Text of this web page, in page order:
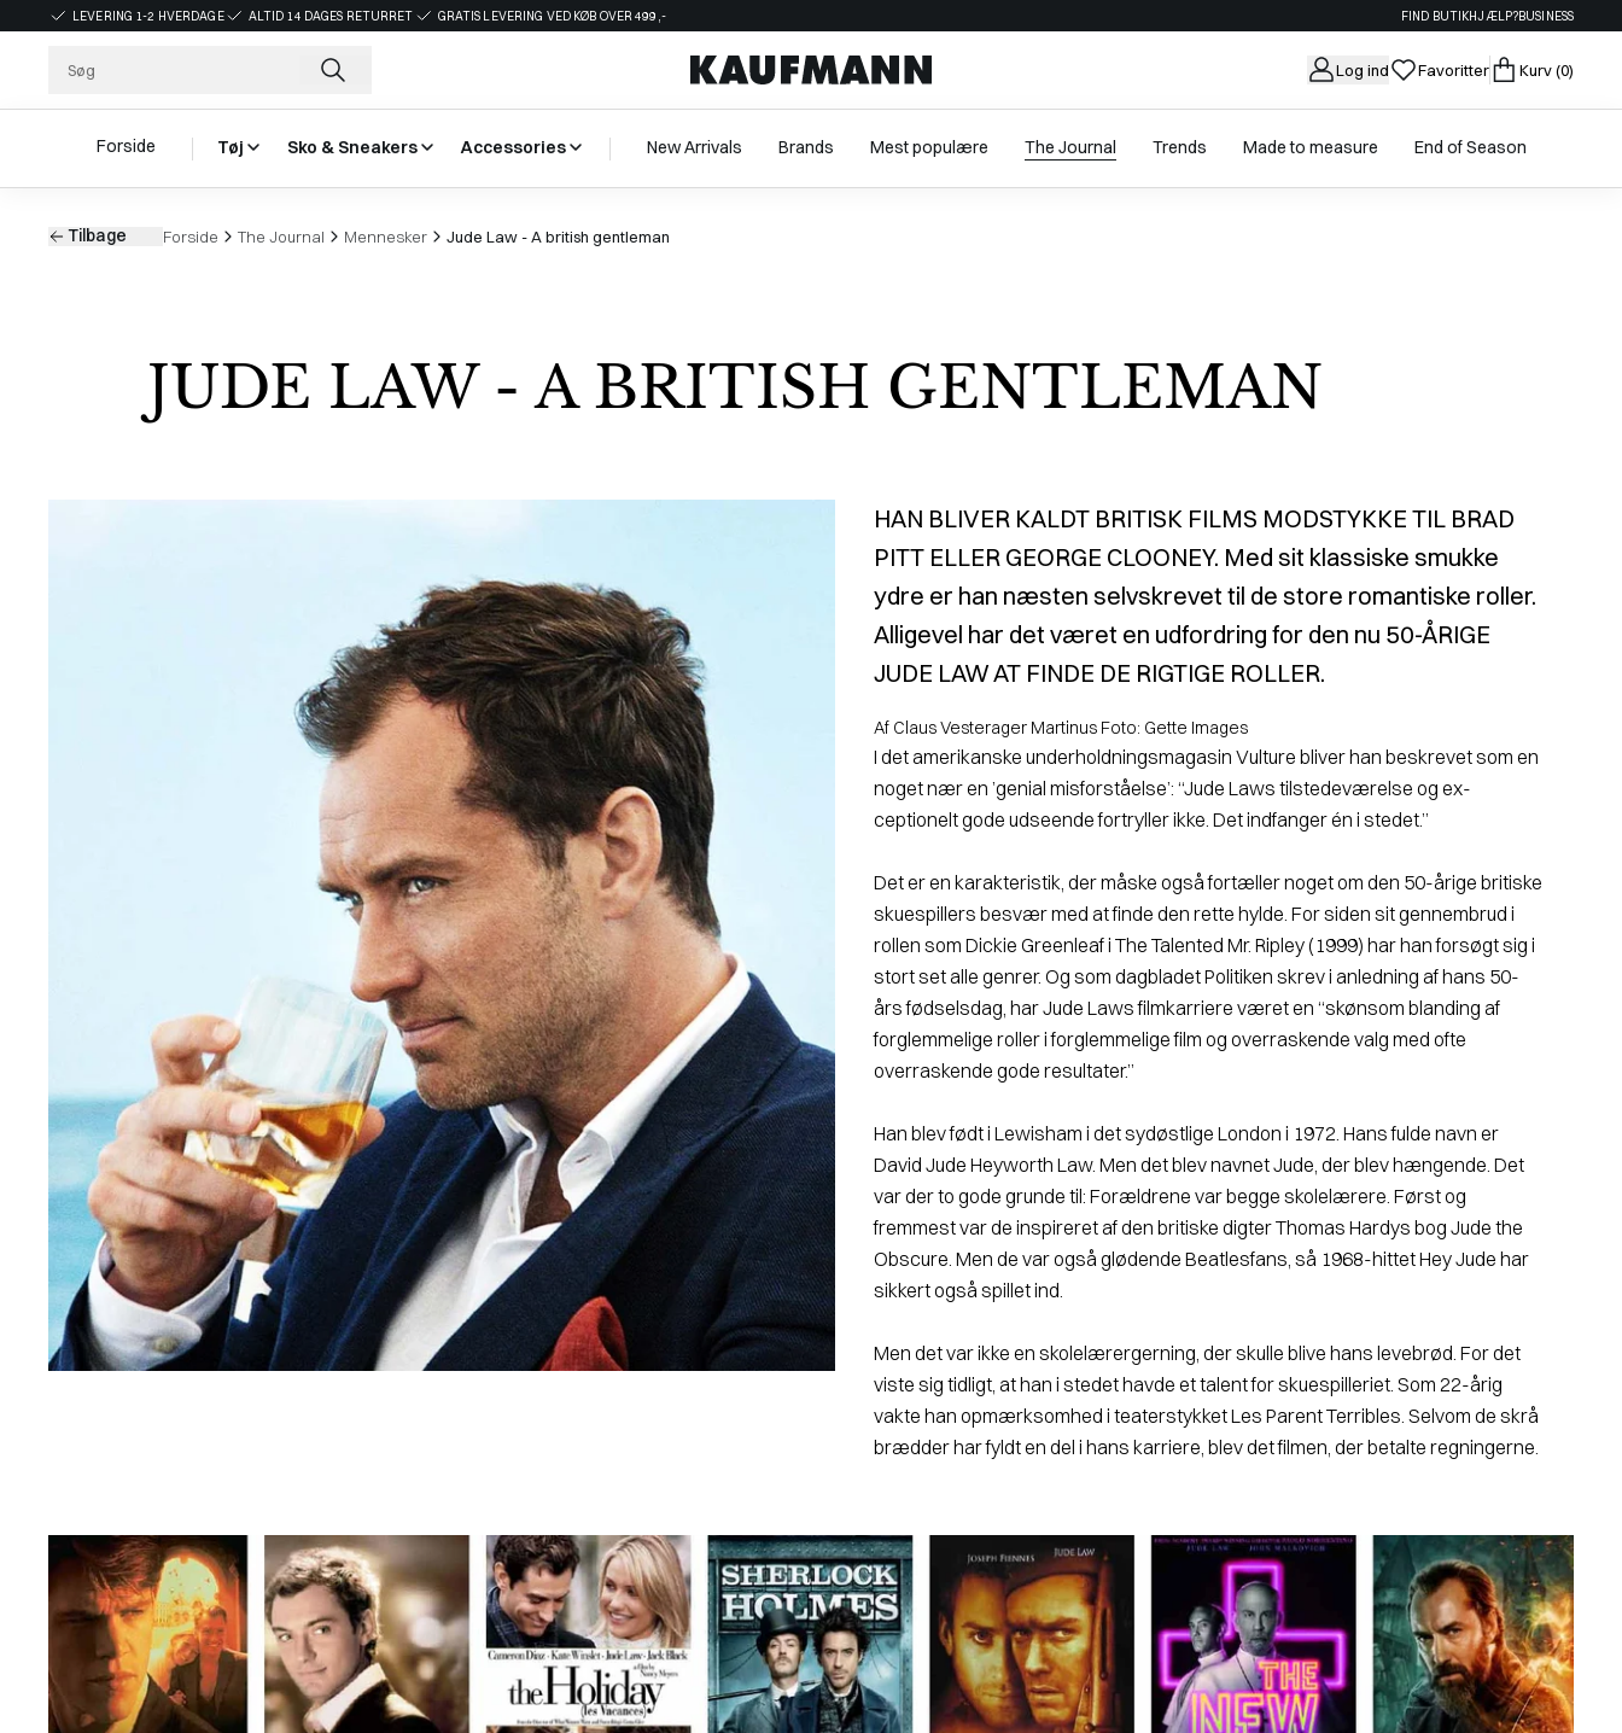
LEVERING 1-2 HVERDAGE ALTID 14 DAGES RETURRET GRATIS LEVERING VED KØB OVER 499,- FIND BUTIKHJÆLP?BUSINESS
Log ind Favoritter Kurv(0)
Forside Tøj Sko & Sneakers Accessories New Arrivals Brands Mest populære The Journal Trends Made to measure End of Season
Tilbage Forside The Journal Mennesker Jude Law - A british gentleman
JUDE LAW - A BRITISH GENTLEMAN
HAN BLIVER KALDT BRITISK FILMS MODSTYKKE TIL BRAD
PITT ELLER GEORGE CLOONEY. Med sit klassiske smukke
ydre er han næsten selvskrevet til de store romantiske roller.
Alligevel har det været en udfordring for den nu 50-ÅRIGE
JUDE LAW AT FINDE DE RIGTIGE ROLLER.
Af Claus Vesterager Martinus Foto: Gette Images
I det amerikanske underholdningsmagasin Vulture bliver han beskrevet som en
noget nær en ’genial misforståelse’: “Jude Laws tilstedeværelse og ex­
ceptionelt gode udseende fortryller ikke. Det ind­fanger én i stedet.”
Det er en karakteristik, der måske også fortæller no­get om den 50-årige britiske
skuespillers besvær med at finde den rette hylde. For siden sit gennembrud i
rollen som Dickie Greenleaf i The Talented Mr. Ripley (1999) har han forsøgt sig i
stort set alle genrer. Og som dagbla­det Politiken skrev i anledning af hans 50-
års fødselsdag, har Jude Laws filmkarriere været en “skønsom blanding af
forglemmelige roller i forglemmelige film og overraskende valg med ofte
overraskende gode resultater.”
Han blev født i Lewisham i det sydøstlige London i 1972. Hans fulde navn er
David Jude Heyworth Law. Men det blev navnet Jude, der blev hængende. Det
var der to gode grunde til: Forældrene var begge skolelærere. Først og
fremmest var de inspireret af den britiske digter Thomas Hardys bog Jude the
Obscure. Men de var også glødende Beatlesfans, så 1968-hittet Hey Jude har
sikkert også spillet ind.
Men det var ikke en skolelærergerning, der skulle bli­ve hans levebrød. For det
viste sig tidligt, at han i stedet havde et talent for skuespilleriet. Som 22-årig
vakte han opmærksomhed i teaterstykket Les Parent Terribles. Selv­om de skrå
brædder har fyldt en del i hans karriere, blev det filmen, der betalte regningerne.